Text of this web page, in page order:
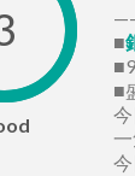
■
■